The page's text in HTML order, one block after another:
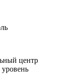
центр